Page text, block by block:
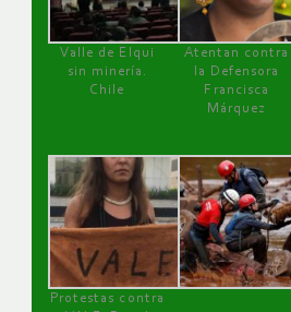
Valle de Elqui
sin minería.
Chile
Atentan contra
la Defensora
Francisca
Márquez
Protestas contra